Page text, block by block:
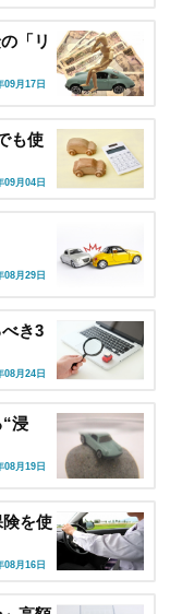
「リ
09月17日
も使
09月04日
08月29日
き3
08月24日
浸
08月19日
険を使
08月16日